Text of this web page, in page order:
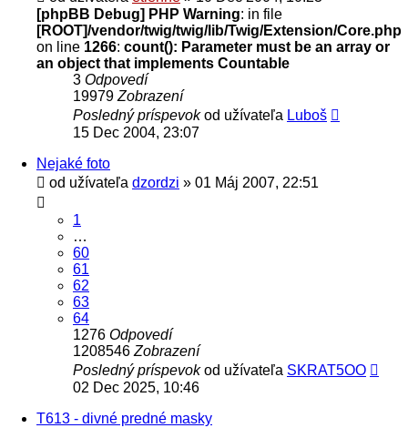
[phpBB Debug] PHP Warning: in file
[ROOT]/vendor/twig/twig/lib/Twig/Extension/Core.php
on line 1266: count(): Parameter must be an array or
an object that implements Countable
3 Odpovedí
19979 Zobrazení
Posledný príspevokod užívateľa Luboš
15 Dec 2004, 23:07
Nejaké foto
od užívateľa dzordzi » 01 Máj 2007, 22:51
1
…
60
61
62
63
64
1276 Odpovedí
1208546 Zobrazení
Posledný príspevokod užívateľa SKRAT5OO
02 Dec 2025, 10:46
T613 - divné predné masky